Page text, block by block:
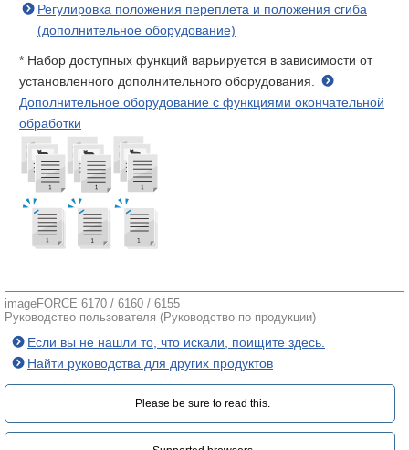
Регулировка положения переплета и положения сгиба
(дополнительное оборудование)
* Набор доступных функций варьируется в зависимости от
установленного дополнительного оборудования.
Дополнительное оборудование с функциями окончательной
обработки
imageFORCE 6170 / 6160 / 6155
Руководство пользователя (Руководство по продукции)
Если вы не нашли то, что искали, поищите здесь.
Найти руководства для других продуктов
Please be sure to read this.‎